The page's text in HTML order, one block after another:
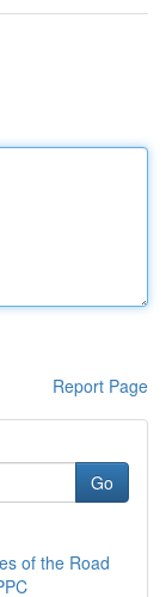
Report Page
Go
of the Road